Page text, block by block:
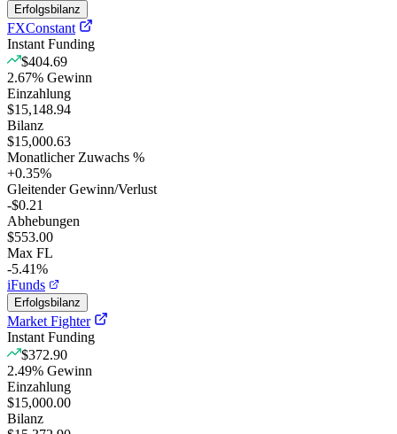
Erfolgsbilanz
FXConstant
Instant Funding
$404.69
2.67% Gewinn
Einzahlung
$15,148.94
Bilanz
$15,000.63
Monatlicher Zuwachs %
+0.35%
Gleitender Gewinn/Verlust
-$0.21
Abhebungen
$553.00
Max FL
-5.41%
iFunds
Erfolgsbilanz
Market Fighter
Instant Funding
$372.90
2.49% Gewinn
Einzahlung
$15,000.00
Bilanz